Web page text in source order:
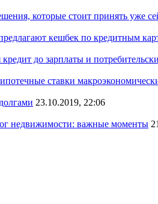
которые стоит принять уже
кешбек по кредитным
кредит до зарплаты и
ставки
23.10.2019, 22:06
недвижимости: важные моменты